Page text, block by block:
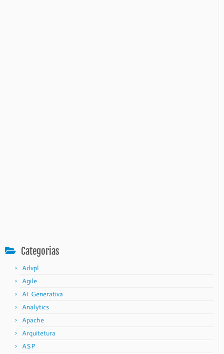
Categorias
Advpl
Agile
AI Generativa
Analytics
Apache
Arquitetura
ASP